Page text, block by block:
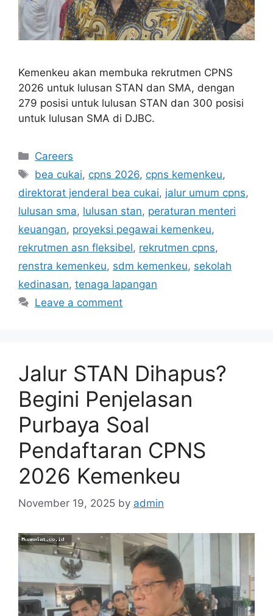
Kemenkeu akan membuka rekrutmen CPNS
2026 untuk lulusan STAN dan SMA, dengan
279 posisi untuk lulusan STAN dan 300 posisi
untuk lulusan SMA di DJBC.
Categories
Careers
Tags
bea cukai, cpns 2026, cpns kemenkeu,
direktorat jenderal bea cukai, jalur umum cpns,
lulusan sma, lulusan stan, peraturan menteri
keuangan, proyeksi pegawai kemenkeu,
rekrutmen asn fleksibel, rekrutmen cpns,
renstra kemenkeu, sdm kemenkeu, sekolah
kedinasan, tenaga lapangan
Leave a comment
Jalur STAN Dihapus?
Begini Penjelasan
Purbaya Soal
Pendaftaran CPNS
2026 Kemenkeu
November 19, 2025 by admin